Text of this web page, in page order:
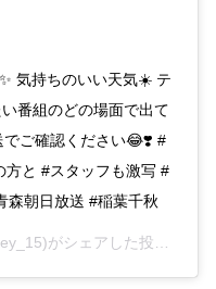
気持ちのいい天気☀️ テ
番組のどの場面で出て
でご確認ください😂❣️ #
方と #スタッフも激写 #
森朝日放送 #稲葉千秋
がシェアした投稿 –